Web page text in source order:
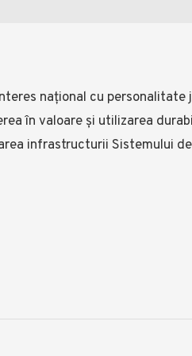
național cu personalitate
în valoare și utilizarea
infrastructurii Sistemului